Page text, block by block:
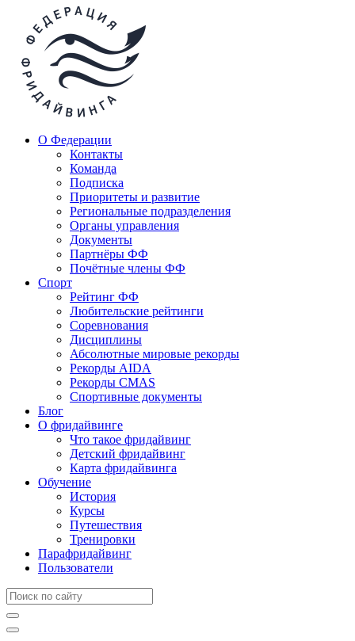
О Федерации
Контакты
Команда
Подписка
Приоритеты и развитие
Региональные подразделения
Органы управления
Документы
Партнёры ФФ
Почётные члены ФФ
Спорт
Рейтинг ФФ
Любительские рейтинги
Соревнования
Дисциплины
Абсолютные мировые рекорды
Рекорды AIDA
Рекорды CMAS
Спортивные документы
Блог
О фридайвинге
Что такое фридайвинг
Детский фридайвинг
Карта фридайвинга
Обучение
История
Курсы
Путешествия
Тренировки
Парафридайвинг
Пользователи